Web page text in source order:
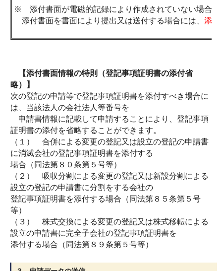
※ 添付書面が電磁的記録により作成されていない場合は
添付書面を書面により提出又は送付する場合には、 添付
【添付書面情報の特則（登記事項証明書の添付省
略）】
次の登記の申請等で登記事項証明書を添付すべき場合に
は、当該法人の会社法人等番号を
申請書情報に記載して申請することにより、登記事項
証明書の添付を省略することができます。
（１） 合併による変更の登記又は設立の登記の申請書
に消滅会社の登記事項証明書を添付する
場合（同法第８０条第５号等）
（２） 吸収分割による変更の登記又は新設分割による
設立の登記の申請書に分割をする会社の
登記事項証明書を添付する場合（同法第８５条第５号
等）
（３） 株式交換による変更の登記又は株式移転による
設立の申請書に完全子会社の登記事項証明書を
添付する場合（同法第８９条第５号等）